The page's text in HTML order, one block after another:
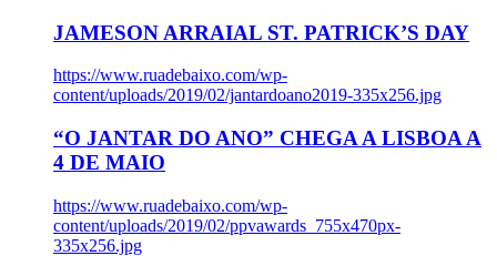
JAMESON ARRAIAL ST. PATRICK’S DAY
https://www.ruadebaixo.com/wp-
content/uploads/2019/02/jantardoano2019-335x256.jpg
“O JANTAR DO ANO” CHEGA A LISBOA A
4 DE MAIO
https://www.ruadebaixo.com/wp-
content/uploads/2019/02/ppvawards_755x470px-
335x256.jpg